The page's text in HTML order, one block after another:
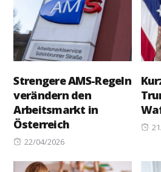
Strengere AMS-Regeln
verändern den
Arbeitsmarkt in
Österreich
Posted
22/04/2026